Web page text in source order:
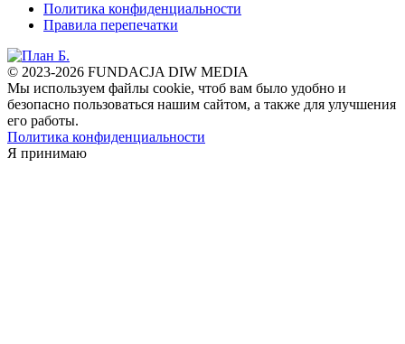
Политика конфиденциальности
Правила перепечатки
© 2023-2026 FUNDACJA DIW MEDIA
Мы используем файлы cookie, чтоб вам было удобно и
безопасно пользоваться нашим сайтом, а также для улучшения
его работы.
Политика конфиденциальности
Я принимаю